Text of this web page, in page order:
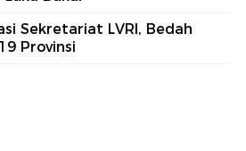
Sekretariat LVRI, Bedah
Provinsi